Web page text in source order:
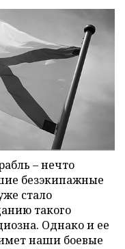
– нечто
безэкипажные
стало
такого
Однако и ее
наши боевые